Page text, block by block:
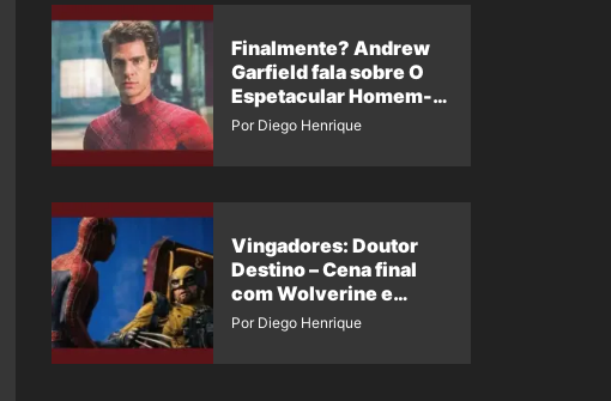
Finalmente? Andrew
Garfield fala sobre O
Espetacular Homem-
Aranha 3
Por Diego Henrique
Vingadores: Doutor
Destino – Cena final
com Wolverine e
Homem-Aranha de
Por Diego Henrique